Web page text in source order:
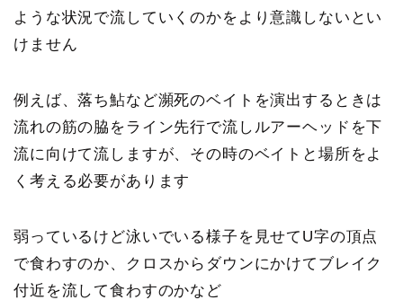
ような状況で流していくのかをより意識しないとい
けません
例えば、落ち鮎など瀕死のベイトを演出するときは
流れの筋の脇をライン先行で流しルアーヘッドを下
流に向けて流しますが、その時のベイトと場所をよ
く考える必要があります
弱っているけど泳いでいる様子を見せてU字の頂点
で食わすのか、クロスからダウンにかけてブレイク
付近を流して食わすのかなど